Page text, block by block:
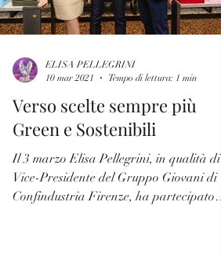
Verso scelte sempre più
Green e Sostenibili
Il 3 marzo Elisa Pellegrini, in qualità di
Vice-Presidente del Gruppo Giovani di
Confindustria Firenze, ha partecipato
ELISA PELLEGRINI
10 mar 2021
Tempo di lettura: 1 min